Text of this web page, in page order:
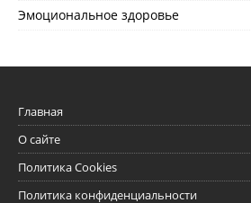
Эмоциональное здоровье
Главная
О сайте
Политика Cookies
Политика конфиденциальности